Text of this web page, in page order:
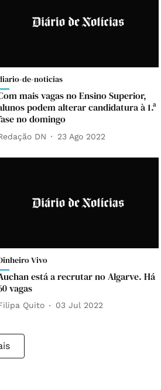
de-noticias
mais vagas no Ensino Superior,
podem alterar candidatura à 1.ª
no domingo
DN 23 Ago 2022
Vivo
está a recrutar no Algarve. Há
vagas
Quito 03 Jul 2022